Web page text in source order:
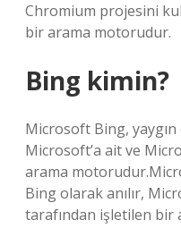
Chromium projesini
bir arama motorudur.
Bing kimin?
Microsoft Bing,
Microsoft’a ait ve
arama
Bing olarak anılır,
tarafından işletilen bir